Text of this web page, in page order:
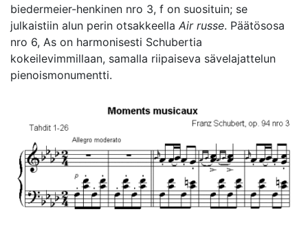
biedermeier-henkinen nro 3, f on suosituin; se
julkaistiin alun perin otsakkeella Air russe. Päätösosa
nro 6, As on harmonisesti Schubertia
kokeilevimmillaan, samalla riipaiseva sävelajattelun
pienoismonumentti.